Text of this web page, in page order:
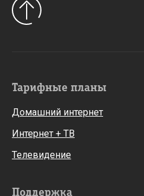
Тарифные планы
Домашний интернет
Интернет + ТВ
Телевидение
Поддержка